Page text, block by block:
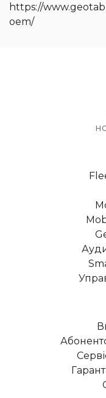
https://
oem/